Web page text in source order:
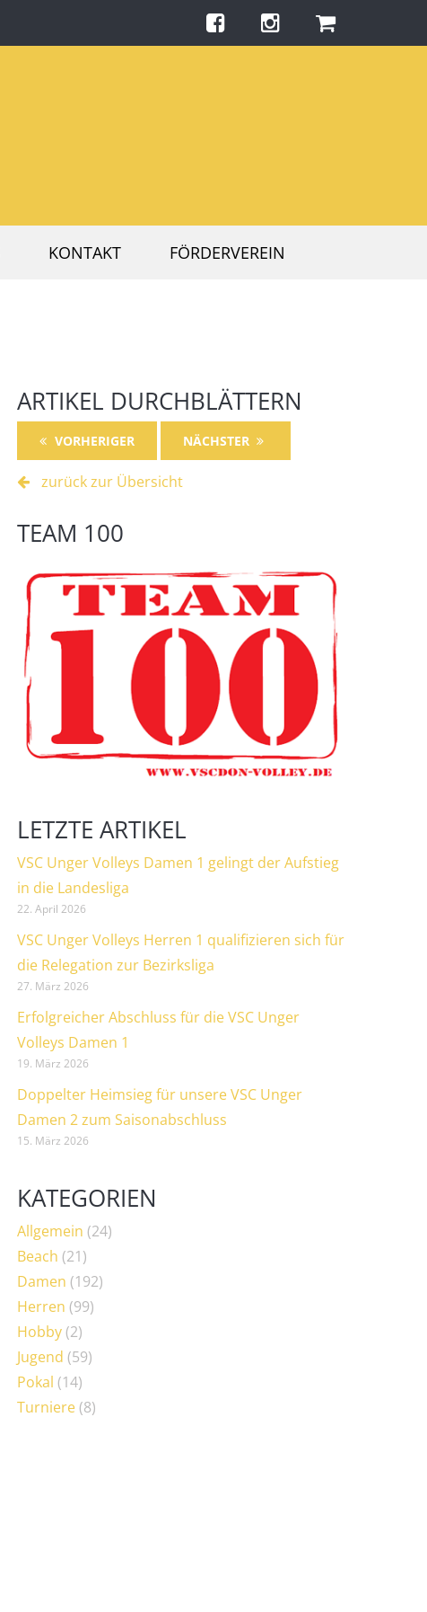
KONTAKT FÖRDERVEREIN
ARTIKEL DURCHBLÄTTERN
VORHERIGER NÄCHSTER
zurück zur Übersicht
TEAM 100
LETZTE ARTIKEL
VSC Unger Volleys Damen 1 gelingt der Aufstieg
in die Landesliga
22. April 2026
VSC Unger Volleys Herren 1 qualifizieren sich für
die Relegation zur Bezirksliga
27. März 2026
Erfolgreicher Abschluss für die VSC Unger
Volleys Damen 1
19. März 2026
Doppelter Heimsieg für unsere VSC Unger
Damen 2 zum Saisonabschluss
15. März 2026
KATEGORIEN
Allgemein (24)
Beach (21)
Damen (192)
Herren (99)
Hobby (2)
Jugend (59)
Pokal (14)
Turniere (8)